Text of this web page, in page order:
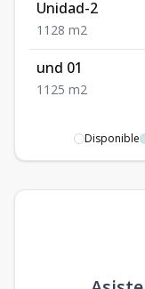
Unidad-2
1 1 28 m2
und 01
1 1 25 m2
Disponible